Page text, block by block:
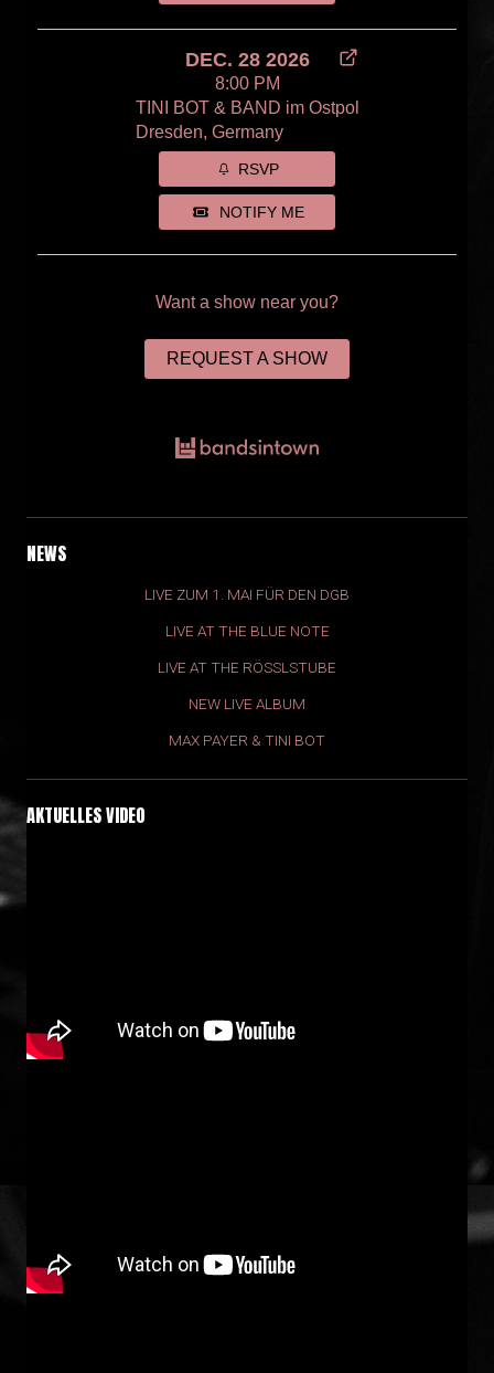
DEC. 28 2026
8:00 PM
TINI BOT & BAND im Ostpol
Dresden, Germany
RSVP
NOTIFY ME
Want a show near you?
REQUEST A SHOW
NEWS
LIVE ZUM 1. MAI FÜR DEN DGB
LIVE AT THE BLUE NOTE
LIVE AT THE RÖSSLSTUBE
NEW LIVE ALBUM
MAX PAYER & TINI BOT
AKTUELLES VIDEO